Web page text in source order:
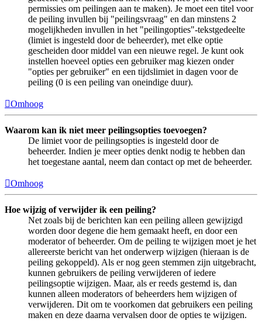
permissies om peilingen aan te maken). Je moet een titel voor
de peiling invullen bij "peilingsvraag" en dan minstens 2
mogelijkheden invullen in het "peilingopties"-tekstgedeelte
(limiet is ingesteld door de beheerder), met elke optie
gescheiden door middel van een nieuwe regel. Je kunt ook
instellen hoeveel opties een gebruiker mag kiezen onder
"opties per gebruiker" en een tijdslimiet in dagen voor de
peiling (0 is een peiling van oneindige duur).
Omhoog
Waarom kan ik niet meer peilingsopties toevoegen?
De limiet voor de peilingsopties is ingesteld door de
beheerder. Indien je meer opties denkt nodig te hebben dan
het toegestane aantal, neem dan contact op met de beheerder.
Omhoog
Hoe wijzig of verwijder ik een peiling?
Net zoals bij de berichten kan een peiling alleen gewijzigd
worden door degene die hem gemaakt heeft, en door een
moderator of beheerder. Om de peiling te wijzigen moet je het
allereerste bericht van het onderwerp wijzigen (hieraan is de
peiling gekoppeld). Als er nog geen stemmen zijn uitgebracht,
kunnen gebruikers de peiling verwijderen of iedere
peilingsoptie wijzigen. Maar, als er reeds gestemd is, dan
kunnen alleen moderators of beheerders hem wijzigen of
verwijderen. Dit om te voorkomen dat gebruikers een peiling
maken en deze daarna vervalsen door de opties te wijzigen.